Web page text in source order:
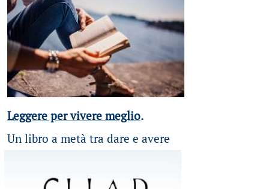
Leggere per vivere meglio.
Un libro a metà tra dare e avere